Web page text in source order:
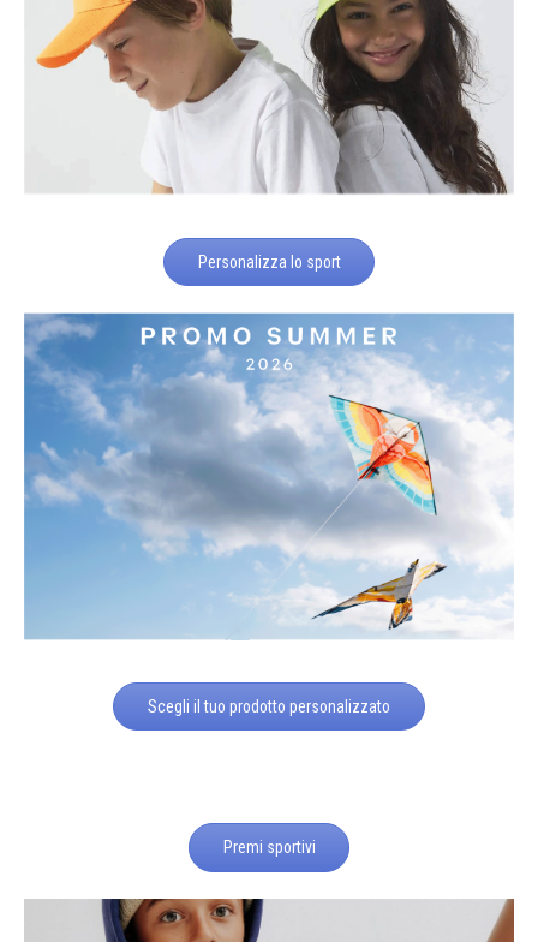
Personalizza lo sport
Scegli il tuo prodotto personalizzato
Premi sportivi